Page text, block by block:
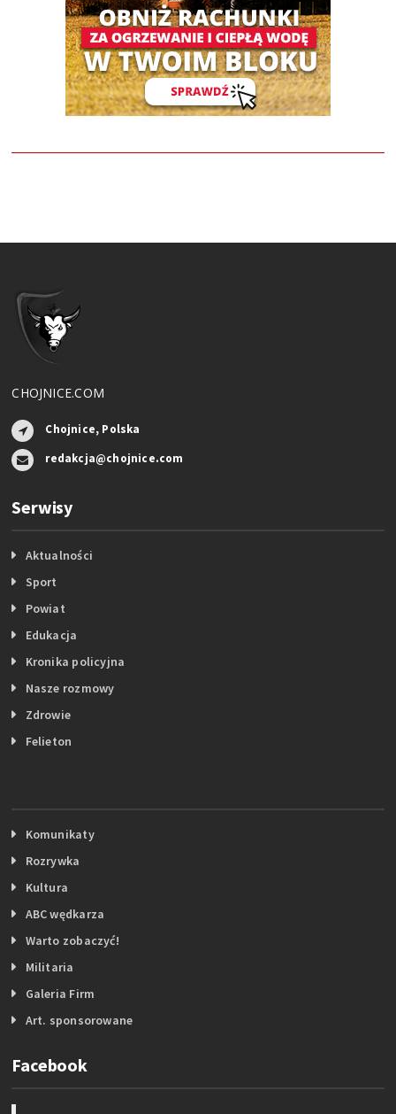
CHOJNICE.COM
Chojnice, Polska
redakcja@chojnice.com
Serwisy
Aktualności
Sport
Powiat
Edukacja
Kronika policyjna
Nasze rozmowy
Zdrowie
Felieton
Komunikaty
Rozrywka
Kultura
ABC wędkarza
Warto zobaczyć!
Militaria
Galeria Firm
Art. sponsorowane
Facebook